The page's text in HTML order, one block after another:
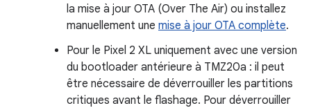
la mise à jour OTA (Over The Air) ou installez
manuellement une mise à jour OTA complète.
Pour le Pixel 2 XL uniquement avec une version
du bootloader antérieure à TMZ20a : il peut
être nécessaire de déverrouiller les partitions
critiques avant le flashage. Pour déverrouiller